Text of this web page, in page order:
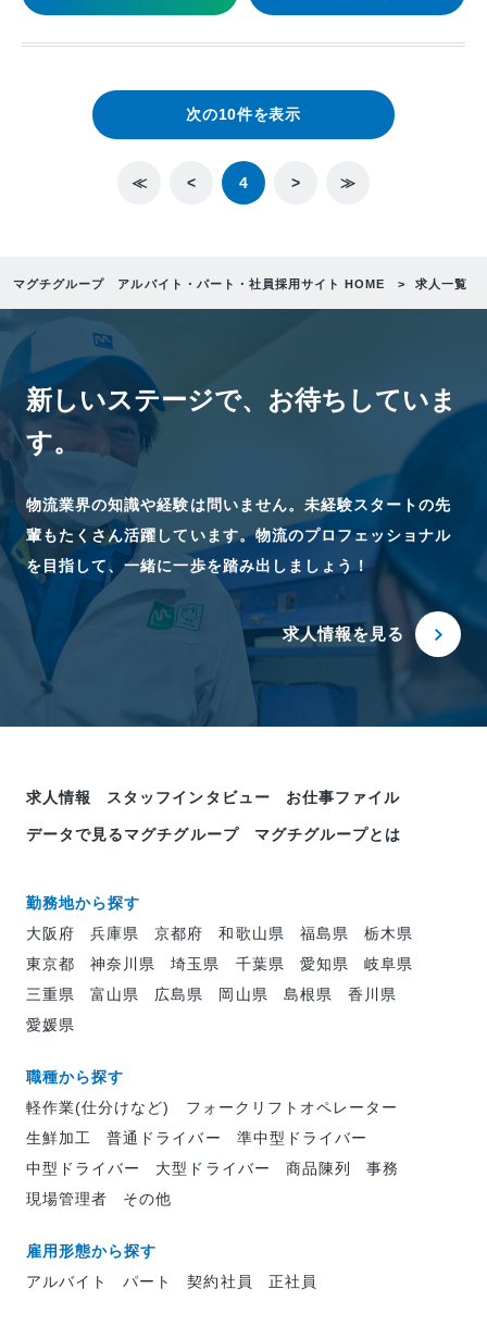
次の10件を表示
≪ < 4 > ≫
マグチグループ アルバイト・パート・社員採用サイト HOME 求人一覧
新しいステージで、 お待ちしていま
す。
物流業界の知識や経験は問いません。未経験スタートの先
輩もたくさん活躍しています。物流のプロフェッショナル
を目指して、一緒に一歩を踏み出しましょう！
求人情報を見る
求人情報 スタッフインタビュー お仕事ファイル
データで見るマグチグループ マグチグループとは
勤務地から探す
大阪府
兵庫県 京都府 和歌山県 福島県
栃木県
東京都
神奈川県 埼玉県 千葉県 愛知県
岐阜県
三重県
富山県 広島県 岡山県 島根県
香川県
愛媛県
職種から探す
軽作業(仕分けなど)
フォークリフトオペレーター
生鮮加工
普通ドライバー
準中型ドライバー
中型ドライバー
大型ドライバー 商品陳列
事務
現場管理者
その他
雇用形態から探す
アルバイト
パート 契約社員 正社員